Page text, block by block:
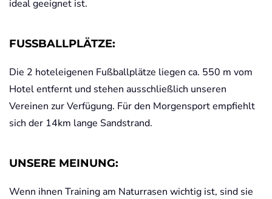
ideal geeignet ist.
FUSSBALLPLÄTZE:
Die 2 hoteleigenen Fußballplätze liegen ca. 550 m vom
Hotel entfernt und stehen ausschließlich unseren
Vereinen zur Verfügung. Für den Morgensport empfiehlt
sich der 14km lange Sandstrand.
UNSERE MEINUNG:
Wenn ihnen Training am Naturrasen wichtig ist, sind sie